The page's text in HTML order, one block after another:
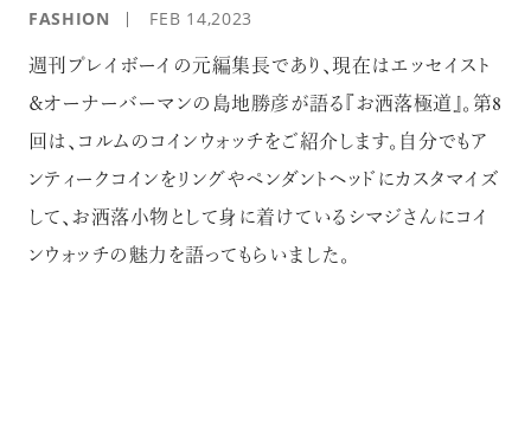
FASHION FEB 14,2023
週刊プレイボーイの元編集長であり、現在はエッセイスト
＆オーナーバーマンの島地勝彦が語る『お洒落極道』。第8
回は、コルムのコインウォッチをご紹介します。自分でもア
ンティークコインをリングやペンダントヘッドにカスタマイズ
して、お洒落小物として身に着けているシマジさんにコイ
ンウォッチの魅力を語ってもらいました。